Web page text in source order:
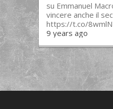
su Emmanuel
vincere anche il
https://t.co/
9 years ago